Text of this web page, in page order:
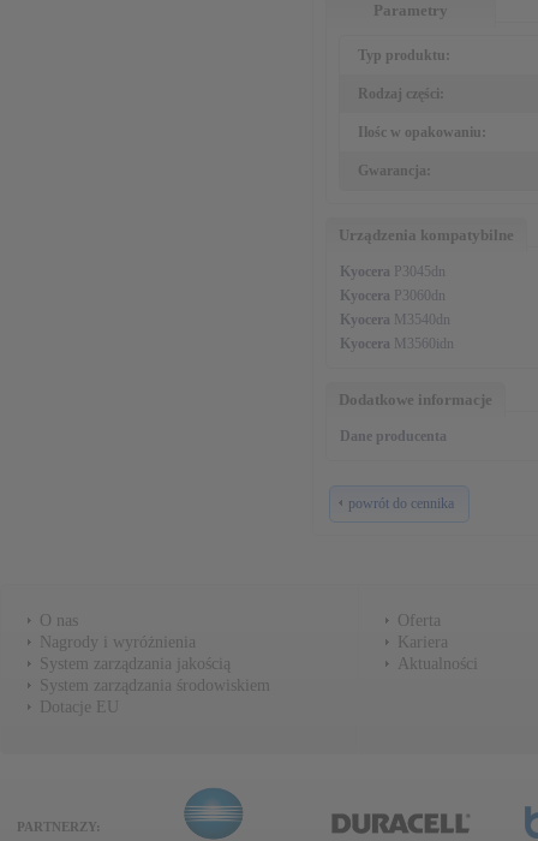
Parametry
Typ produktu:
Rodzaj części:
Ilośc w opakowaniu:
Gwarancja:
Urządzenia kompatybilne
Kyocera P3045dn
Kyocera P3060dn
Kyocera M3540dn
Kyocera M3560idn
Dodatkowe informacje
Dane producenta
powrót do cennika
O nas
Nagrody i wyróżnienia
System zarządzania jakością
System zarządzania środowiskiem
Dotacje EU
Oferta
Kariera
Aktualności
PARTNERZY: